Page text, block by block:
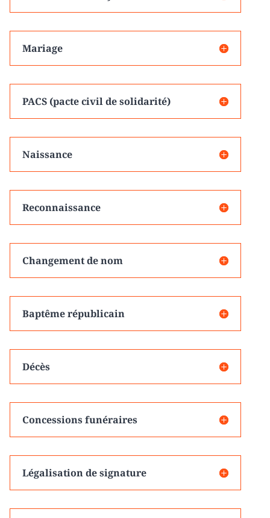
Mariage
PACS (pacte civil de solidarité)
Naissance
Reconnaissance
Changement de nom
Baptême républicain
Décès
Concessions funéraires
Légalisation de signature